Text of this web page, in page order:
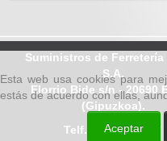
Suministros de Ferretería
S.A.
Elorrio Bide s/n - 20690
(Gipuzkoa).
Telf.: 943 78 80 17
Esta web usa cookies para
estás de acuerdo con ellas,
Aceptar